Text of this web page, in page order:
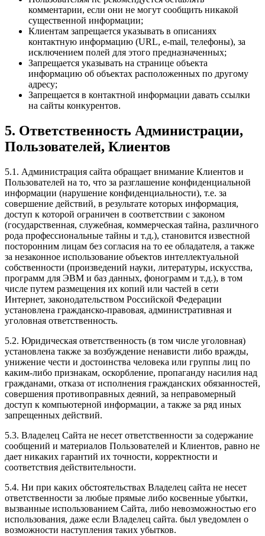
комментарии, если они не могут сообщить никакой
существенной информации;
Клиентам запрещается указывать в описаниях
контактную информацию (URL, e-mail, телефоны), за
исключением полей для этого предназначенных;
Запрещается указывать на странице объекта
информацию об объектах расположенных по другому
адресу;
Запрещается в контактной информации давать ссылки
на сайты конкурентов.
5. Ответственность Администрации,
Пользователей, Клиентов
5.1. Администрация сайта обращает внимание Клиентов и
Пользователей на то, что за разглашение конфиденциальной
информации (нарушение конфиденциальности), т.е. за
совершение действий, в результате которых информация,
доступ к которой ограничен в соответствии с законом
(государственная, служебная, коммерческая тайна, различного
рода профессиональные тайны и т.д.), становится известной
посторонним лицам без согласия на то ее обладателя, а также
за незаконное использование объектов интеллектуальной
собственности (произведений науки, литературы, искусства,
программ для ЭВМ и баз данных, фонограмм и т.д.), в том
числе путем размещения их копий или частей в сети
Интернет, законодательством Российской Федерации
установлена гражданско-правовая, административная и
уголовная ответственность.
5.2. Юридическая ответственность (в том числе уголовная)
установлена также за возбуждение ненависти либо вражды,
унижение чести и достоинства человека или группы лиц по
каким-либо признакам, оскорбление, пропаганду насилия над
гражданами, отказа от исполнения гражданских обязанностей,
совершения противоправных деяний, за неправомерный
доступ к компьютерной информации, а также за ряд иных
запрещенных действий.
5.3. Владелец Сайта не несет ответственности за содержание
сообщений и материалов Пользователей и Клиентов, равно не
дает никаких гарантий их точности, корректности и
соответствия действительности.
5.4. Ни при каких обстоятельствах Владелец сайта не несет
ответственности за любые прямые либо косвенные убытки,
вызванные использованием Сайта, либо невозможностью его
использования, даже если Владелец сайта. был уведомлен о
возможности наступления таких убытков.